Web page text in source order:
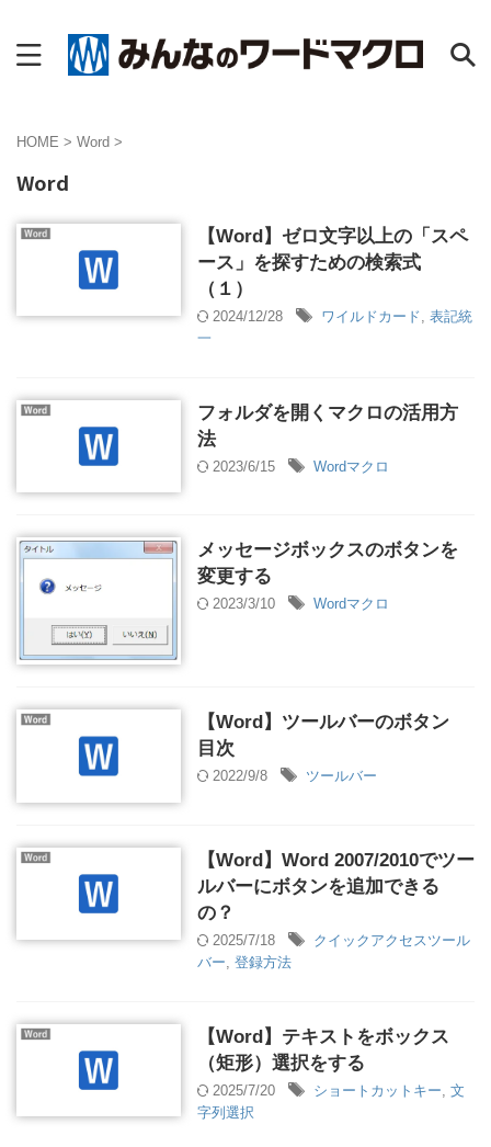
HOME > Word >
Word
【Word】ゼロ文字以上の「スペ
ース」を探すための検索式
（１）
2024/12/28 ワイルドカード, 表記統
一
フォルダを開くマクロの活用方
法
2023/6/15 Wordマクロ
メッセージボックスのボタンを
変更する
2023/3/10 Wordマクロ
【Word】ツールバーのボタン
目次
2022/9/8 ツールバー
【Word】Word 2007/2010でツー
ルバーにボタンを追加できる
の？
2025/7/18
クイックアクセスツール
バー 登録方法
【Word】テキストをボックス
（矩形）選択をする
2025/7/20 ショートカットキー 文
字列選択